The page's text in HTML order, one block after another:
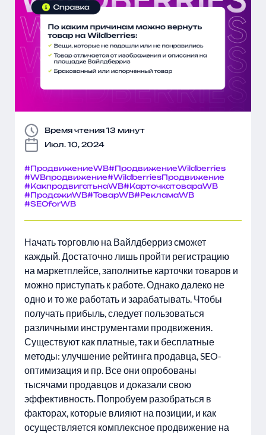
Время чтения 13 минут
Июл. 10, 2024
#ПродвижениеWB#ПродвижениеWildberries
#WBпродвижение#WildberriesПродвижение
#КакпродвигатьнаWB#КарточкатовараWB
#ПродажиWB#ТоварWB#РекламаWB
#SEOforWB
Начать торговлю на Вайлдберриз сможет
каждый. Достаточно лишь пройти регистрацию
на маркетплейсе, заполнитье карточки товаров и
можно приступать к работе. Однако далеко не
одно и то же работать и зарабатывать. Чтобы
получать прибыль, следует пользоваться
различными инструментами продвижения.
Существуют как платные, так и бесплатные
методы: улучшение рейтинга продавца, SEO-
оптимизация и пр. Все они опробованы
тысячами продавцов и доказали свою
эффективность. Попробуем разобраться в
факторах, которые влияют на позиции, и как
осуществляется комплексное продвижение на